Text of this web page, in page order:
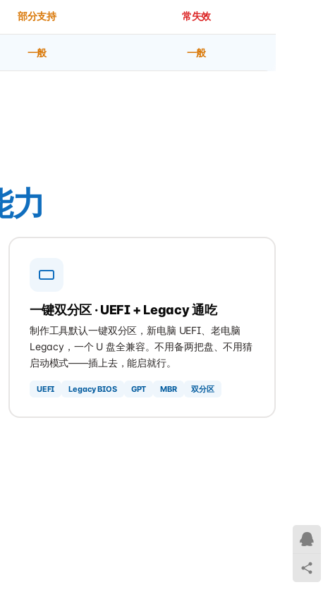
部分支持 常失效
一般 一般
力
一键双分区 · UEFI + Legacy 通吃
制作工具默认一键双分区，新电脑 UEFI、老电脑
Legacy，一个 U 盘全兼容。不用备两把盘、不用猜
启动模式——插上去，能启就行。
UEFI Legacy BIOS GPT MBR 双分区